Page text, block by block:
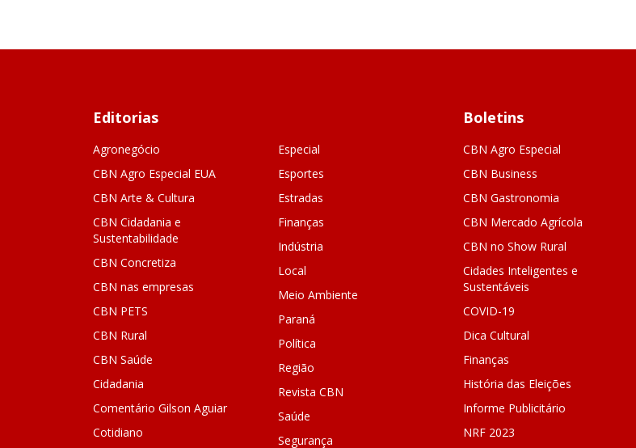
Editorias
Agronegócio
CBN Agro Especial EUA
CBN Arte & Cultura
CBN Cidadania e
Sustentabilidade
CBN Concretiza
CBN nas empresas
CBN PETS
CBN Rural
CBN Saúde
Cidadania
Comentário Gilson Aguiar
Cotidiano
Especial
Esportes
Estradas
Finanças
Indústria
Local
Meio Ambiente
Paraná
Política
Região
Revista CBN
Saúde
Segurança
Boletins
CBN Agro Especial
CBN Business
CBN Gastronomia
CBN Mercado Agrícola
CBN no Show Rural
Cidades Inteligentes e
Sustentáveis
COVID-19
Dica Cultural
Finanças
História das Eleições
Informe Publicitário
NRF 2023